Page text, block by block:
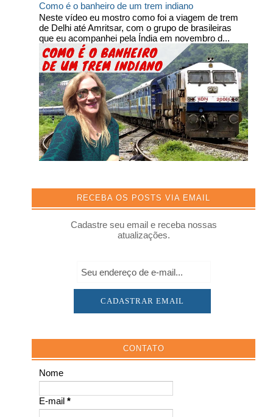
Como é o banheiro de um trem indiano
Neste vídeo eu mostro como foi a viagem de trem
de Delhi até Amritsar, com o grupo de brasileiras
que eu acompanhei pela Índia em novembro d...
RECEBA OS POSTS VIA EMAIL
Cadastre seu email e receba nossas
atualizações.
CONTATO
Nome
E-mail*